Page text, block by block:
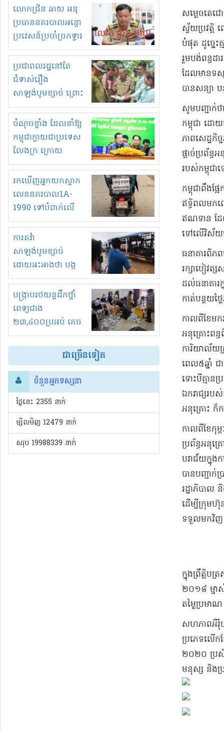
ច្បាប់លួចបូមខ្សាច់នៅ
ក្នុងប្រទេសកម្ពុជា
លោកជ្រិន ឆាយ អនុ
ប្រធាននគរបាលអន្តោ
ប្រវេសន៍ប្រចាំច្រកទ្វារ
ព្រំដែនភ្នំឌិន និងឈ្មួញ
មួយចំនួនទៀត
កំពង់តែគុបគិតគ្នា
ធ្វើសកម្មភាពរកស៊ីនិង
ស្តុកទំនិញគេចពន្ធ?
ប្រជាពលរដ្ឋនៅតែ
ជំទាស់រឿង
សាឡង់បូមខ្សាច់ ព្រោះ
ខ្លាចបាក់ច្រាំងទៀត!
ចំណុចខ្លាំង ដែលនាំឱ្យ
កម្ពុជាក្លាយជាប្រទេស
លែងក្រ ក្រោយ
ឆ្នាំ២០៣០
រកឃើញអ្នកយកស្លាក
លេខនគរបាល1A-
1990 ទៅបំពាក់លើ
ម៉ូតូរបស់ខ្លួន ដាកផ្លាក
រត់ឌុបហើយ
ការតវ៉ា
សាឡង់បូមខ្សាច់
ដោយអះអាងថា បង្ក
បាក់ច្រាំងទន្លេ និង
រំខានទាំងយប់ទាំងថ្ងៃ
បង្ក្រាបរថយន្តដឹកថ្នាំ
ពេទ្យជាង
២៣,៤០០ប្រអប់ គេច
ពន្ធនិងអត់ច្បាប់នាំ
ចូល!?
ជាច្រើនទៀត
ចំនួនអ្នកទស្សនា
ថ្ងៃនេះ​ 2355 នាក់
ម្សិលមិញ 12479 នាក់
សរុប 19988339 នាក់
សម្តេច​តេ​
ស្វ័យប្រវត្តិ
បំផុត ដូច្នេ
រួម​បង់ពន្ធ
ដែលមាន​ទស្
បាន​សន្យា
សូមបញ្ជាក់ថ
កម្ពុជា ដោយ​
ភាព​សេដ្ឋកិ
ផ្ដាច់​ប្រព័ន្
របស់​កម្ពុជ
កម្ពុជា​ពឹងផ្
ឥទ្ធិពល​មកល
ឥណទាន ដែ
ទៅលើ​វិស័យ​
ធនាគារពិភ
រក្សា​បៀវត្
ដល់​ធនាគារ​
កាត់បន្ថយ​ថ្
កាលពី​ខែមក
អនុគ្រោះ​ពន្
ការិយាល័យ​
ពេល​៥​ឆ្នាំ
ទោះបី​គ្មាន​
ឯករាជ្យ​រប
អនុគ្រោះ ក៏​
កាលពី​ខែកុម្
ប្រព័ន្ធ​អនុគ្
បរាជ័យ​ក្នុង​
បានបញ្ជាក់​
រដ្ឋាភិបា
ដើម្បី​ក្រុម
ទទួល​មកវិញ
ក្នុង​ព្រឹត្តិប
២០១៨ ម្ច
តម្លៃ​ប្រម
សហភាព​អឺរ៉ុប
ប្រភេទ​លើក
២០២០ ប្រសិ
មនុស្ស និង​ប្